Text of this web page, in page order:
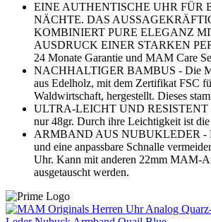
EINE AUTHENTISCHE UHR FÜR
NÄCHTE. DAS
KOMBINIERT PURE ELEGANZ
AUSDRUCK EINER STARKEN
24 Monate Garantie und MAM Care
NACHHALTIGER BAMBUS - Die
aus Edelholz, mit dem Zertifikat FSC
Waldwirtschaft, hergestellt. Dieses
ULTRA-LEICHT UND RESISTENT
nur 48gr. Durch ihre Leichtigkeit ist
ARMBAND AUS NUBUKLEDER -
und eine anpassbare Schnalle
Uhr. Kann mit anderen 22mm MAM-
ausgetauscht werden.